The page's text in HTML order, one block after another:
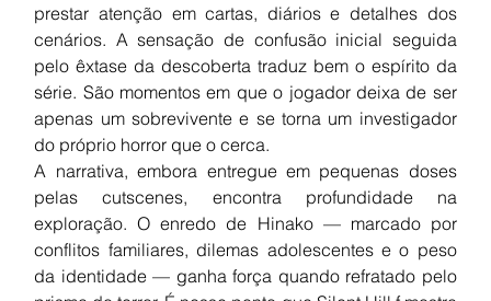
prestar atenção em cartas, diários e detalhes dos
cenários. A sensação de confusão inicial seguida
pelo êxtase da descoberta traduz bem o espírito da
série. São momentos em que o jogador deixa de ser
apenas um sobrevivente e se torna um investigador
do próprio horror que o cerca.
A narrativa, embora entregue em pequenas doses
pelas cutscenes, encontra profundidade na
exploração. O enredo de Hinako — marcado por
conflitos familiares, dilemas adolescentes e o peso
da identidade — ganha força quando refratado pelo